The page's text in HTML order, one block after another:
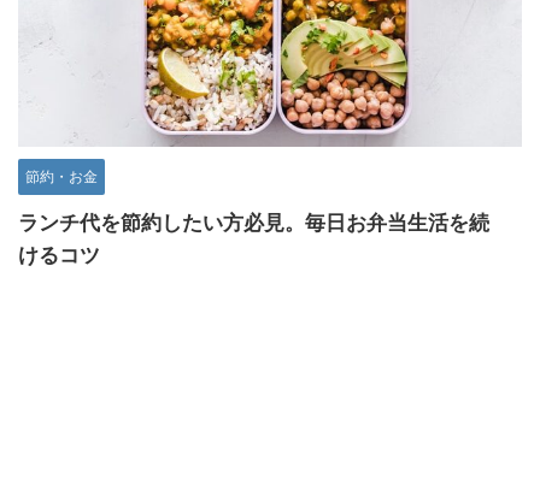
節約・お金
ランチ代を節約したい方必見。毎日お弁当生活を続
けるコツ